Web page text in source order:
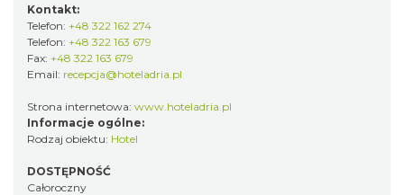
Kontakt:
Telefon: +48 322 162 274
Telefon: +48 322 163 679
Fax: +48 322 163 679
Email: recepcja@hoteladria.pl
Strona internetowa: www.hoteladria.pl
Informacje ogólne:
Rodzaj obiektu: Hotel
DOSTĘPNOŚĆ
Całoroczny